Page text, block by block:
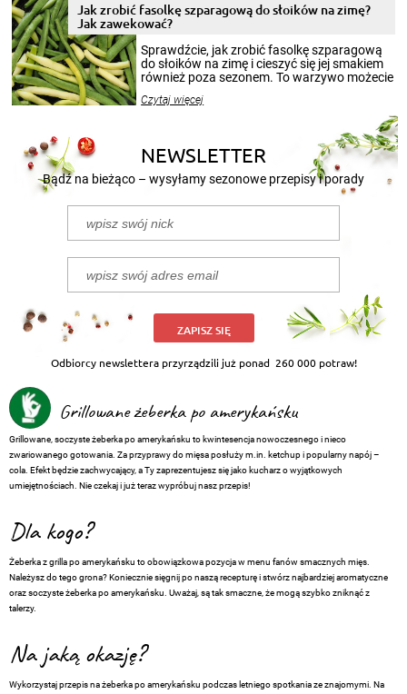
pełni poczuć atmosferę cieplejszych
miesięcy. Przygotowanie słoików ze
patenty, które pozwolą zachować świeżość
przetworów.
Jak zrobić fasolkę szparagową do słoików na zimę?
Jak zawekować?
Sprawdźcie, jak zrobić fasolkę szparagową
do słoików na zimę i cieszyć się jej smakiem
również poza sezonem. To warzywo możecie
nasze propozycje!
Czytaj więcej
NEWSLETTER
Bądź na bieżąco – wysyłamy sezonowe przepisy i porady
ZAPISZ SIĘ
Odbiorcy newslettera przyrządzili już ponad 260 000 potraw!
Grillowane żeberka po amerykańsku
Grillowane, soczyste żeberka po amerykańsku to kwintesencja nowoczesnego i nieco
zwariowanego gotowania. Za przyprawy do mięsa posłuży m.in. ketchup i popularny napój –
cola. Efekt będzie zachwycający, a Ty zaprezentujesz się jako kucharz o wyjątkowych
umiejętnościach. Nie czekaj i już teraz wypróbuj nasz przepis!
Dla kogo?
Żeberka z grilla po amerykańsku to obowiązkowa pozycja w menu fanów smacznych mięs.
Należysz do tego grona? Koniecznie sięgnij po naszą recepturę i stwórz najbardziej aromatyczne
oraz soczyste żeberka po amerykańsku. Uważaj, są tak smaczne, że mogą szybko zniknąć z
talerzy.
Na jaką okazję?
Wykorzystaj przepis na żeberka po amerykańsku podczas letniego spotkania ze znajomymi. Na